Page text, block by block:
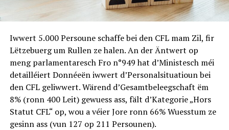
Iwwert 5.000 Persoune schaffe bei den CFL mam Zil, fir
Lëtzebuerg um Rullen ze halen. An der Äntwert op
meng parlamentaresch Fro n°949 hat d’Ministesch méi
detailléiert Donnéeën iwwert d’Personalsituatioun bei
den CFL geliwwert. Wärend d’Gesamtbeleegschaft ëm
8% (ronn 400 Leit) gewuess ass, fält d’Kategorie „Hors
Statut CFL“ op, wou a véier Jore ronn 66% Wuesstum ze
gesinn ass (vun 127 op 211 Persounen).